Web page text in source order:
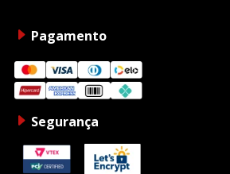
Pagamento
Segurança